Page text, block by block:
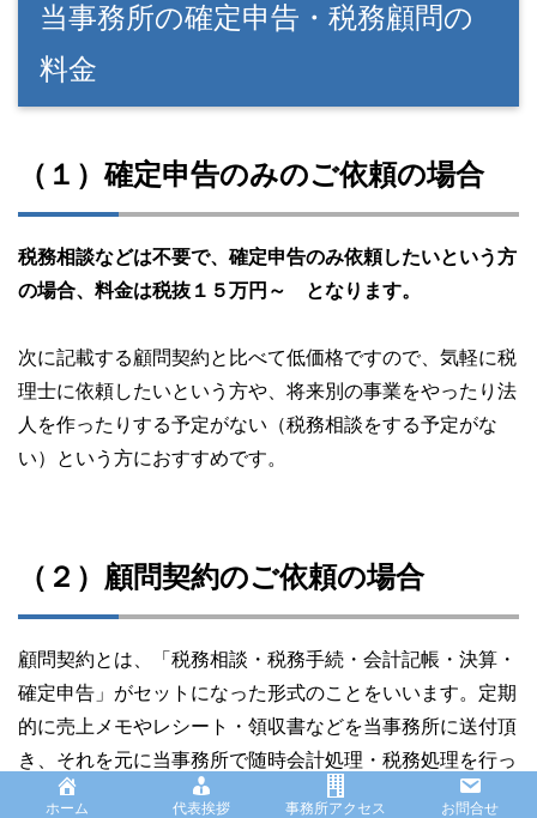
当事務所の確定申告・税務顧問の
料金
（１）確定申告のみのご依頼の場合
税務相談などは不要で、確定申告のみ依頼したいという方
の場合、料金は税抜１５万円～ となります。
次に記載する顧問契約と比べて低価格ですので、気軽に税
理士に依頼したいという方や、将来別の事業をやったり法
人を作ったりする予定がない（税務相談をする予定がな
い）という方におすすめです。
（２）顧問契約のご依頼の場合
顧問契約とは、「税務相談・税務手続・会計記帳・決算・
確定申告」がセットになった形式のことをいいます。定期
的に売上メモやレシート・領収書などを当事務所に送付頂
き、それを元に当事務所で随時会計処理・税務処理を行っ
ていき、決算・確定申告までトータルで行うという形式で
ホーム 代表挨拶 事務所アクセス お問合せ